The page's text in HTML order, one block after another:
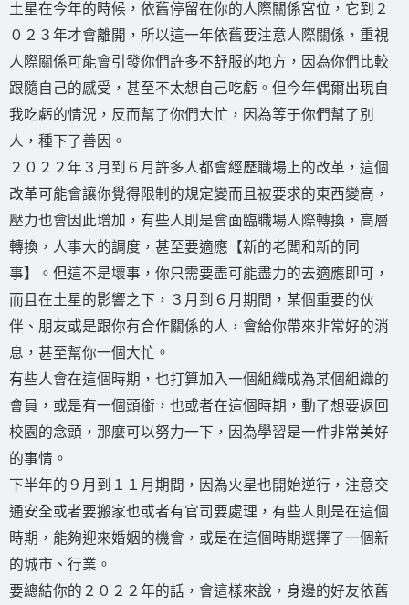
土星在今年的時候，依舊停留在你的人際關係宮位，它到２
０２３年才會離開，所以這一年依舊要注意人際關係，重視
人際關係可能會引發你們許多不舒服的地方，因為你們比較
跟隨自己的感受，甚至不太想自己吃虧。但今年偶爾出現自
我吃虧的情況，反而幫了你們大忙，因為等于你們幫了別
人，種下了善因。
２０２２年３月到６月許多人都會經歷職場上的改革，這個
改革可能會讓你覺得限制的規定變而且被要求的東西變高，
壓力也會因此增加，有些人則是會面臨職場人際轉換，高層
轉換，人事大的調度，甚至要適應【新的老闆和新的同
事】。但這不是壞事，你只需要盡可能盡力的去適應即可，
而且在土星的影響之下，３月到６月期間，某個重要的伙
伴、朋友或是跟你有合作關係的人，會給你帶來非常好的消
息，甚至幫你一個大忙。
有些人會在這個時期，也打算加入一個組織成為某個組織的
會員，或是有一個頭銜，也或者在這個時期，動了想要返回
校園的念頭，那麼可以努力一下，因為學習是一件非常美好
的事情。
下半年的９月到１１月期間，因為火星也開始逆行，注意交
通安全或者要搬家也或者有官司要處理，有些人則是在這個
時期，能夠迎來婚姻的機會，或是在這個時期選擇了一個新
的城市、行業。
要總結你的２０２２年的話，會這樣來說，身邊的好友依舊